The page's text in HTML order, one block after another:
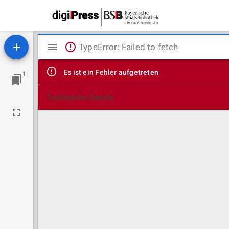
1
Mirador
Viewer
TypeError: Failed to fetch
Es ist ein Fehler aufgetreten
Technische Details